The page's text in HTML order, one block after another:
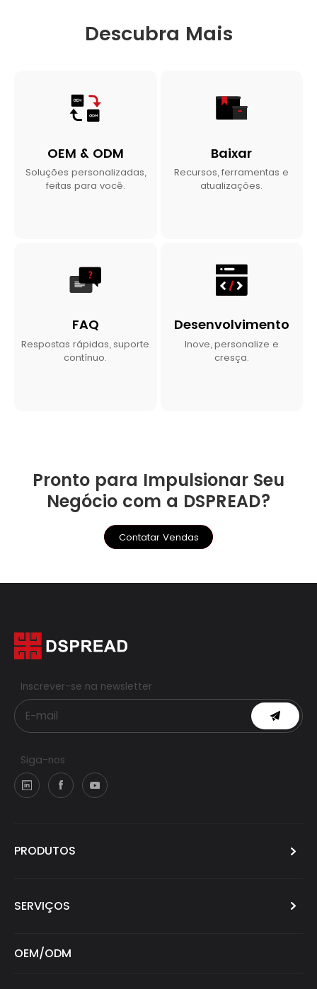
Descubra Mais
OEM & ODM
Soluções personalizadas,
feitas para você.
Baixar
Recursos, ferramentas e
atualizações.
FAQ
Respostas rápidas, suporte
contínuo.
Desenvolvimento
Inove, personalize e
cresça.
Pronto para Impulsionar Seu
Negócio com a DSPREAD?
Contatar Vendas
Inscrever-se na newsletter
Siga-nos
PRODUTOS
SERVIÇOS
OEM/ODM